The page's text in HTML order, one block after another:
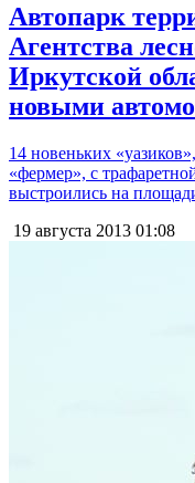
Автопарк
Агентства
Иркутской
новыми
14 новеньких
«фермер», с
выстроились на
19 августа 2013 01:08